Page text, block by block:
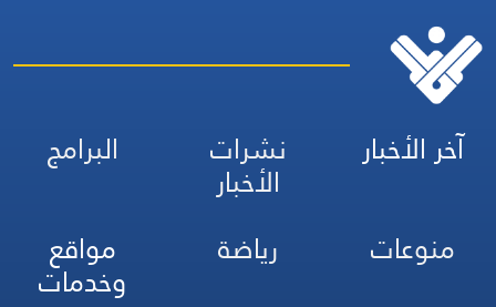
آخر الأخبار نشرات
الأخبار
البرامج
منوعات
رياضة مواقع
وخدمات